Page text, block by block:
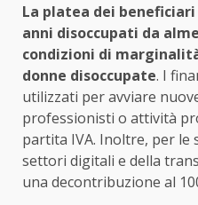
La platea dei
anni disoccupati da
condizioni di
donne disoccupate. I
utilizzati per avviare
professionisti o attività
partita IVA. Inoltre, per le
settori digitali e della
una decontribuzione al